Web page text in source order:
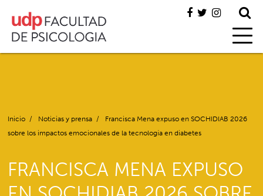
Inicio / Noticias y prensa /
Francisca Mena expuso en SOCHIDIAB 2026
sobre los impactos emocionales de la tecnología en diabetes
FRANCISCA MENA EXPUSO